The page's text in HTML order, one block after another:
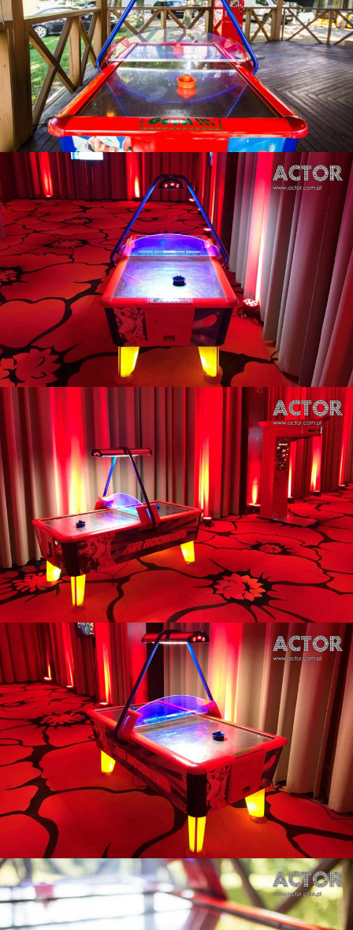
Cymbergaj Air Hockey.
Agencja eventowa Katowice, Kraków - Actor
Urządzenia
rozrywkowe
Cymbergaj Air Hockey